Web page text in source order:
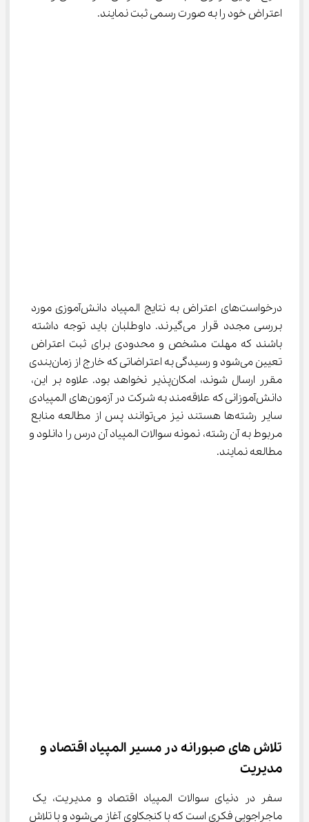
اعتراض خود را به صورت رسمی ثبت نمایند.
درخواست‌های اعتراض به نتایج المپیاد دانش‌آموزی مورد
بررسی مجدد قرار می‌گیرند. داوطلبان باید توجه داشته
باشند که مهلت مشخص و محدودی برای ثبت اعتراض
تعیین می‌شود و رسیدگی به اعتراضاتی که خارج از زمان‌بندی
مقرر ارسال شوند، امکان‌پذیر نخواهد بود. علاوه بر این،
دانش‌آموزانی که علاقه‌مند به شرکت در آزمون‌های المپیادی
سایر رشته‌ها هستند نیز می‌توانند پس از مطالعه منابع
مربوط به آن رشته، نمونه سوالات المپیاد آن درس را دانلود و
مطالعه نمایند.
تلاش های صبورانه در مسیر المپیاد اقتصاد و
مدیریت
سفر در دنیای سوالات المپیاد اقتصاد و مدیریت، یک
ماجراجویی فکری است که با کنجکاوی آغاز می‌شود و با تلاش